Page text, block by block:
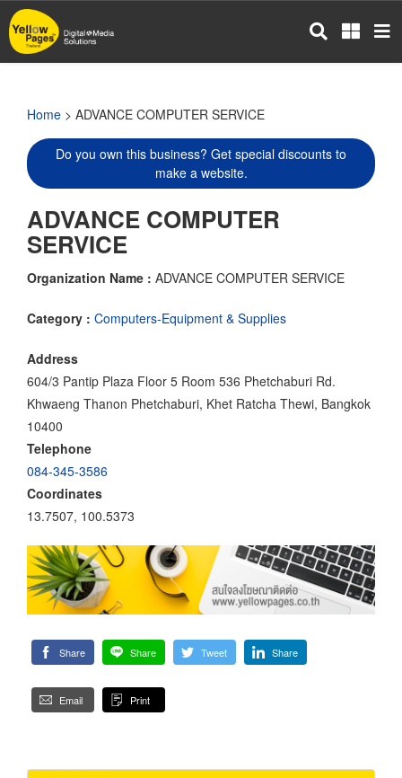
Skip
to
main
Home > ADVANCE COMPUTER SERVICE
Do you own this business? Get special discounts to
make a website.
ADVANCE COMPUTER
SERVICE
Organization Name : ADVANCE COMPUTER SERVICE
Category : Computers-Equipment & Supplies
Address
604/3 Pantip Plaza Floor 5 Room 536 Phetchaburi Rd.
Khwaeng Thanon Phetchaburi, Khet Ratcha Thewi, Bangkok
10400
Telephone
084-345-3586
Coordinates
13.7507, 100.5373
Share Share Tweet Share
Email Print